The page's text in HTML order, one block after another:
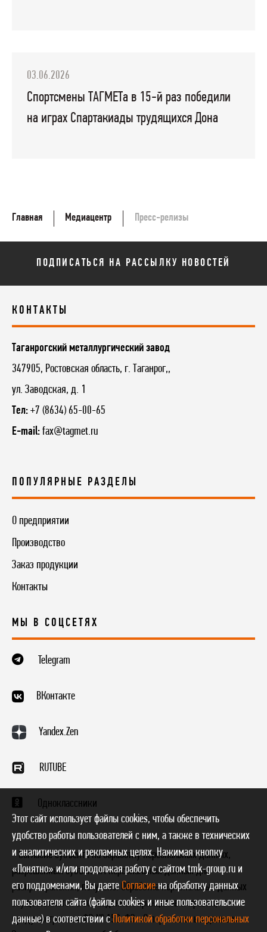
03.06.2026
Спортсмены ТАГМЕТа в 15-й раз победили
на играх Спартакиады трудящихся Дона
Главная Медиацентр Пресс-релизы
ПОДПИСАТЬСЯ НА РАССЫЛКУ НОВОСТЕЙ
КОНТАКТЫ
Таганрогский металлургический завод
347905, Ростовская область, г. Таганрог,,
ул. Заводская, д. 1
Тел: +7 (8634) 65-00-65
E-mail: fax@tagmet.ru
ПОПУЛЯРНЫЕ РАЗДЕЛЫ
О предприятии
Производство
Заказ продукции
Контакты
МЫ В СОЦСЕТЯХ
Telegram
ВКонтакте
Yandex.Zen
RUTUBE
Одноклассники
* Согласие субъекта на обработку персональных данных,
разрешенных субъектом персональных данных для
распространения, получено. Обработка персональных данных
осуществляется с соблюдением принципов и правил,
предусмотренных ФЗ № 152-ФЗ «О персональных данных».
Этот сайт использует файлы cookies, чтобы обеспечить
удобство работы пользователей с ним, а также в технических
и аналитических и рекламных целях. Нажимая кнопку
«Понятно» и/или продолжая работу с сайтом tmk-group.ru и
его поддоменами, Вы даете Согласиена обработку данных
пользователя сайта (файлы cookies и иные пользовательские
данные) в соответствии сПолитикой обработки персональных